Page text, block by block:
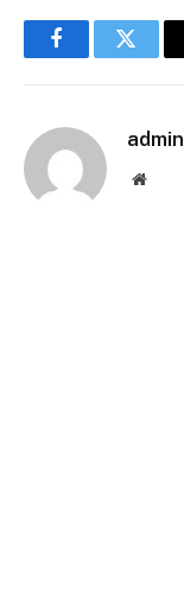
Facebook